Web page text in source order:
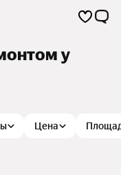
у
Цена